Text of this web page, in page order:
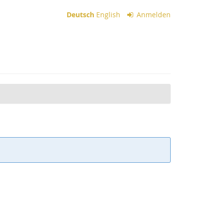
Deutsch English Anmelden